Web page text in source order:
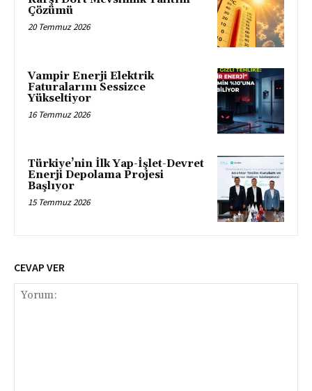
Çözümü
20 Temmuz 2026
Vampir Enerji Elektrik
Faturalarını Sessizce
Yükseltiyor
16 Temmuz 2026
Türkiye’nin İlk Yap-İşlet-Devret
Enerji Depolama Projesi
Başlıyor
15 Temmuz 2026
CEVAP VER